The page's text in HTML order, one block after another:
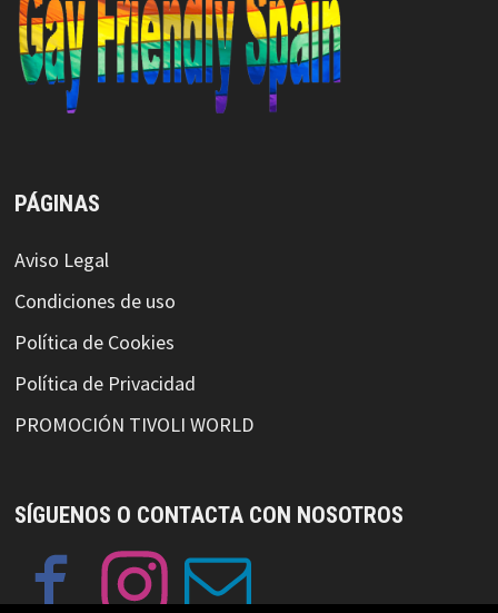
PÁGINAS
Aviso Legal
Condiciones de uso
Política de Cookies
Política de Privacidad
PROMOCIÓN TIVOLI WORLD
SÍGUENOS O CONTACTA CON NOSOTROS